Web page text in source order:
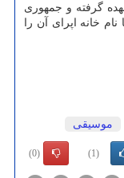
گرفته و جمهوری
خانه اپرای آن را
موسیقی
(1)
(0)